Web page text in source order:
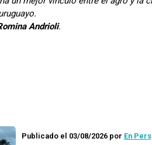
Andrioli.
Publicado el 03/08/2026 por En